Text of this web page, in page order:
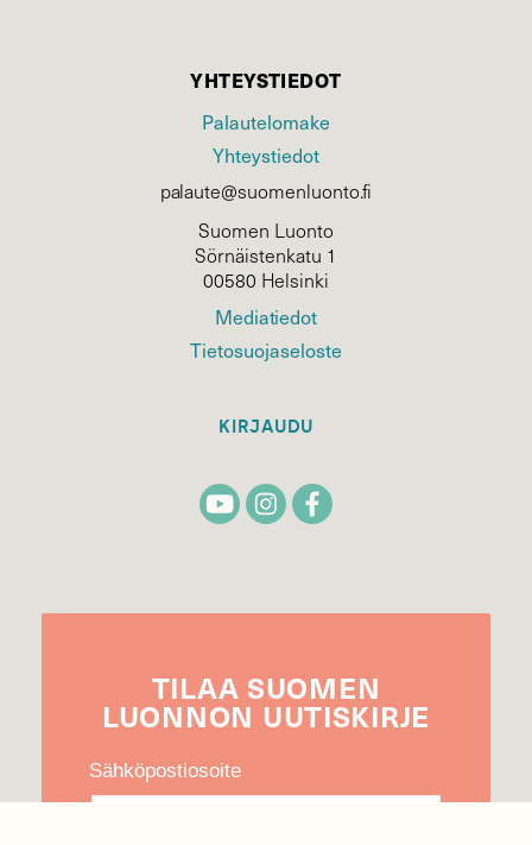
YHTEYSTIEDOT
Palautelomake
Yhteystiedot
palaute@suomenluonto.fi
Suomen Luonto
Sörnäistenkatu 1
00580 Helsinki
Mediatiedot
Tietosuojaseloste
KIRJAUDU
TILAA SUOMEN
LUONNON UUTIS­KIRJE
Sähköpostiosoite